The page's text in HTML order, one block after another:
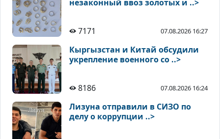
незаконный ввоз золотых и ..>
7171 07.08.2026 16:27
Кыргызстан и Китай обсудили
укрепление военного со ..>
8186 07.08.2026 16:24
Лизуна отправили в СИЗО по
делу о коррупции ..>